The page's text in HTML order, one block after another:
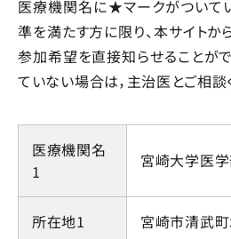
医療機関名に★マークがついて
準を満たす方に限り、本サイト
参加希望を直接知らせることが
ていない場合は，主治医とご相談
医療機関名
1
宮崎大学医
所在地1 宮崎市清武